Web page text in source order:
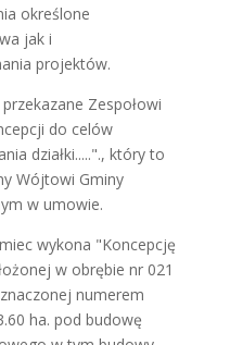
określone
jak i
projektów.
Zespołowi
do celów
działki....."., który to
Wójtowi Gminy
w umowie.
wykona "Koncepcję
w obrębie nr 021
numerem
ha. pod budowę